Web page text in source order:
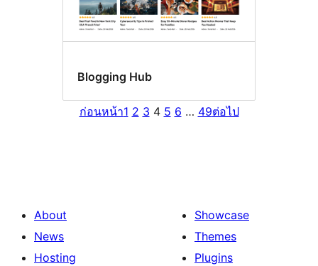
Blogging Hub
ก่อนหน้า1 2 3 4 5 6 … 49ต่อไป
About
News
Hosting
Showcase
Themes
Plugins